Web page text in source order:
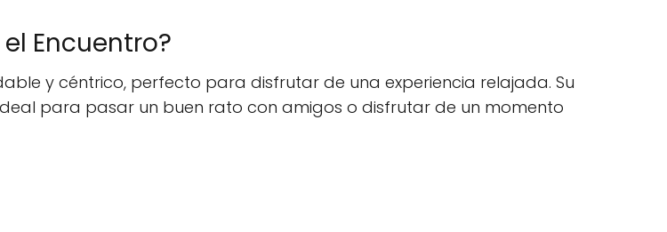
Encuentro?
y céntrico, perfecto para disfrutar de una experiencia relajada. Su
para pasar un buen rato con amigos o disfrutar de un momento